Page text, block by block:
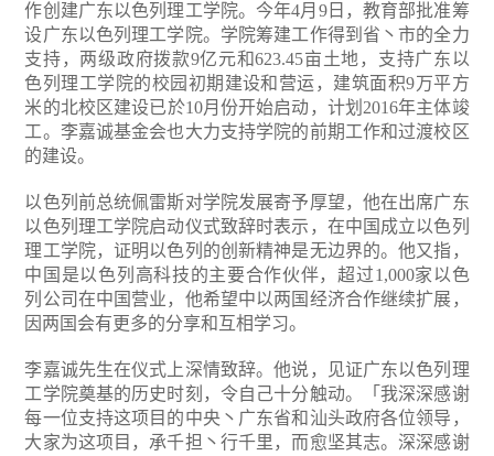
作创建广东以色列理工学院。今年4月9日，教育部批准筹
设广东以色列理工学院。学院筹建工作得到省丶市的全力
支持，两级政府拨款9亿元和623.45亩土地，支持广东以
色列理工学院的校园初期建设和营运，建筑面积9万平方
米的北校区建设已於10月份开始启动，计划2016年主体竣
工。李嘉诚基金会也大力支持学院的前期工作和过渡校区
的建设。
以色列前总统佩雷斯对学院发展寄予厚望，他在出席广东
以色列理工学院启动仪式致辞时表示，在中国成立以色列
理工学院，证明以色列的创新精神是无边界的。他又指，
中国是以色列高科技的主要合作伙伴，超过1,000家以色
列公司在中国营业，他希望中以两国经济合作继续扩展，
因两国会有更多的分享和互相学习。
李嘉诚先生在仪式上深情致辞。他说，见证广东以色列理
工学院奠基的历史时刻，令自己十分触动。「我深深感谢
每一位支持这项目的中央丶广东省和汕头政府各位领导，
大家为这项目，承千担丶行千里，而愈坚其志。深深感谢